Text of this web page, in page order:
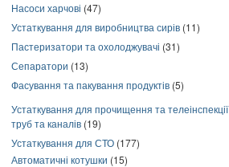
Насоси харчові (47)
Устаткування для виробництва сирів (11)
Пастеризатори та охолоджувачі (31)
Сепаратори (13)
Фасування та пакування продуктів (5)
Устаткування для прочищення та телеінспекції
труб та каналів (19)
Устаткування для СТО (177)
Автоматичні котушки (15)